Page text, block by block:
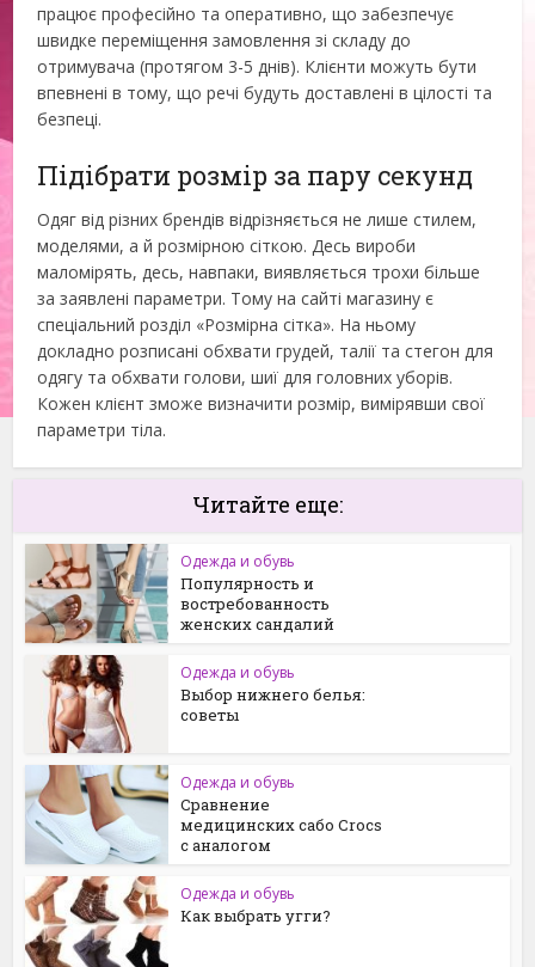
працює професійно та оперативно, що забезпечує
швидке переміщення замовлення зі складу до
отримувача (протягом 3-5 днів). Клієнти можуть бути
впевнені в тому, що речі будуть доставлені в цілості та
безпеці.
Підібрати розмір за пару секунд
Одяг від різних брендів відрізняється не лише стилем,
моделями, а й розмірною сіткою. Десь вироби
маломірять, десь, навпаки, виявляється трохи більше
за заявлені параметри. Тому на сайті магазину є
спеціальний розділ «Розмірна сітка». На ньому
докладно розписані обхвати грудей, талії та стегон для
одягу та обхвати голови, шиї для головних уборів.
Кожен клієнт зможе визначити розмір, вимірявши свої
параметри тіла.
Читайте еще:
Одежда и обувь
Популярность и
востребованность
женских сандалий
Одежда и обувь
Выбор нижнего белья:
советы
Одежда и обувь
Сравнение
медицинских сабо Crocs
с аналогом
Одежда и обувь
Как выбрать угги?